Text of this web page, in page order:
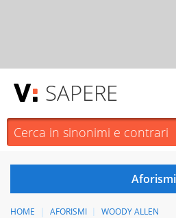
SAPERE
HOME AFORISMI WOODY ALLEN